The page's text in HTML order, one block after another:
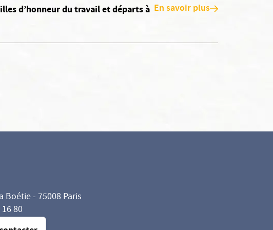
d’honneur du travail et départs à En savoir plus
Boétie - 75008 Paris
80